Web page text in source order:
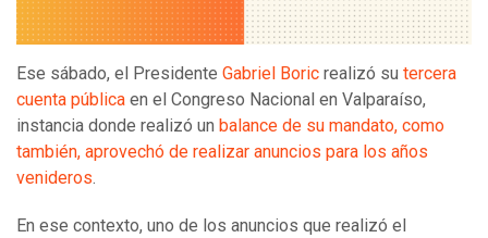
Ese sábado, el Presidente Gabriel Boric realizó su tercera
cuenta pública en el Congreso Nacional en Valparaíso,
instancia donde realizó un balance de su mandato, como
también, aprovechó de realizar anuncios para los años
venideros.
En ese contexto, uno de los anuncios que realizó el